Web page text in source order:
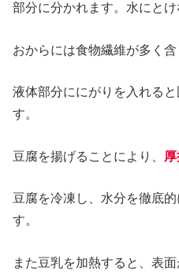
部分に分かれます。水にと
おからには食物繊維が多く含
液体部分ににがりを入れると
す。
豆腐を揚げることにより、
豆腐を冷凍し、水分を徹底
す。
また豆乳を加熱すると、表